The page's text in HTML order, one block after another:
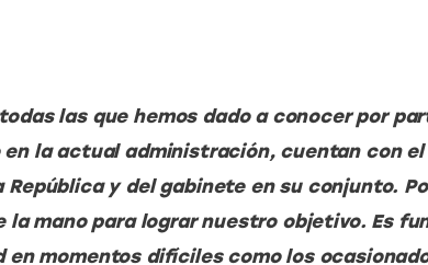
las que hemos dado a conocer por
en la actual administración, cuentan con
República y del gabinete en su conjunto.
la mano para lograr nuestro objetivo. Es
en momentos difíciles como los